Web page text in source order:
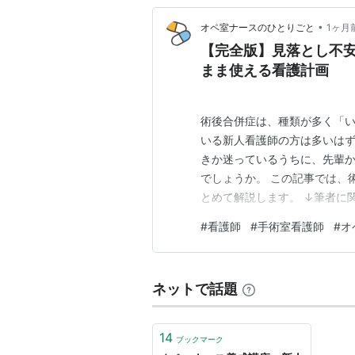
オペ室ナースのひとりごと • 1ヶ月
【完全版】見落とし不
まま使える看護計画
術後合併症は、種類が多く「
いる新人看護師の方は多いは
きか迷っているうちに、先輩
でしょうか。 この記事では、
とめて解説します。 ↓筆者に
と3つのフェーズ 【術後当日
【術後2日目〜3日目】深部静
#看護師 #手術室看護師 #オ
ネットで話題
14 ブックマーク